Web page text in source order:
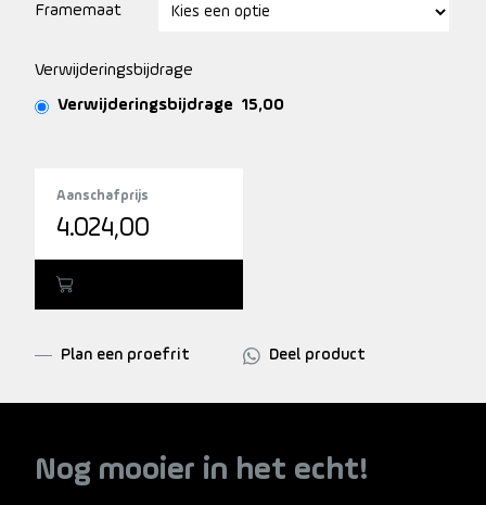
Framemaat
Verwijderingsbijdrage
Verwijderingsbijdrage 15,00
Aanschafprijs
4.024,00
Plan een proefrit Deel product
Nog mooier in het echt!